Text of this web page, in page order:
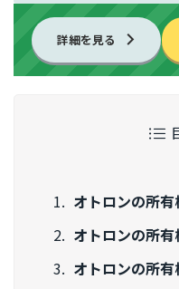
詳細を見る
オトロンの所有
オトロンの所
オトロンの所